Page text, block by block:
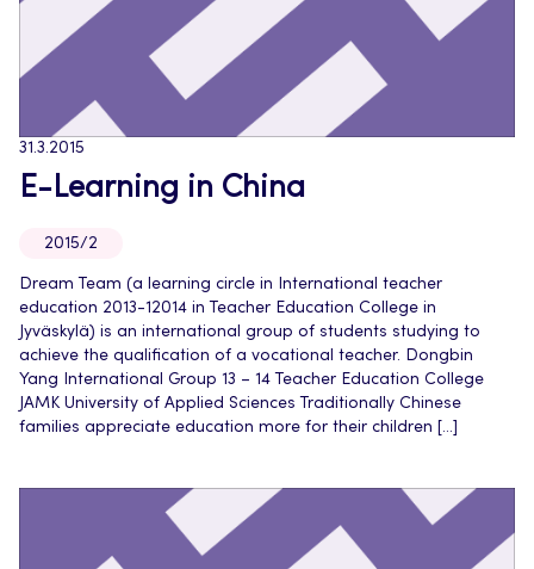
31.3.2015
E-Learning in China
2015/2
Dream Team (a learning circle in International teacher
education 2013-12014 in Teacher Education College in
Jyväskylä) is an international group of students studying to
achieve the qualification of a vocational teacher. Dongbin
Yang International Group 13 – 14 Teacher Education College
JAMK University of Applied Sciences Traditionally Chinese
families appreciate education more for their children […]